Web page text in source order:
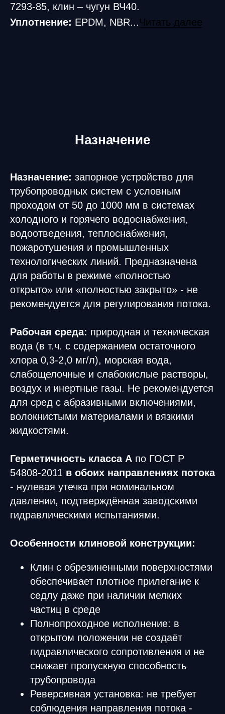
7293-85, клин – чугун ВЧ40.
Уплотнение: EPDM, NBR...Читать далее
Назначение
Назначение: запорное устройство для
трубопроводных систем с условным
проходом от 50 до 1000 мм в системах
холодного и горячего водоснабжения,
водоотведения, теплоснабжения,
пожаротушения и промышленных
технологических линий. Предназначена
для работы в режиме «полностью
открыто» или «полностью закрыто» - не
рекомендуется для регулирования потока.
Рабочая среда: природная и техническая
вода (в т.ч. с содержанием остаточного
хлора 0,3-2,0 мг/л), морская вода,
слабощелочные и слабокислые растворы,
воздух и инертные газы. Не рекомендуется
для сред с абразивными включениями,
волокнистыми материалами и вязкими
жидкостями.
Герметичность класса А по ГОСТ Р
54808-2011 в обоих направлениях потока
- нулевая утечка при номинальном
давлении, подтверждённая заводскими
гидравлическими испытаниями.
Особенности клиновой конструкции:
Клин с обрезиненными поверхностями
обеспечивает плотное прилегание к
седлу даже при наличии мелких
частиц в среде
Полнопроходное исполнение: в
открытом положении не создаёт
гидравлического сопротивления и не
снижает пропускную способность
трубопровода
Реверсивная установка: не требует
соблюдения направления потока -